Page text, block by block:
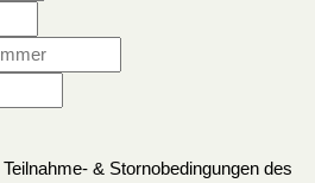
& Stornobedingungen des